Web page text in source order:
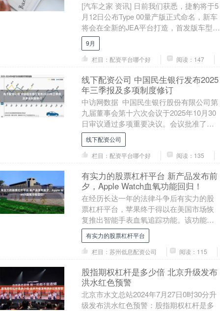
[汽车之家 资讯] 日前我们获悉，捷豹将于5
月12日公布Type 00量产版正式命名，新车
将会在全新的JEA平台打造，首发版车型采
用三电机布局，综合最大功率超过....
9月
栏目：配资平台哪个好
阅读：147
线下配资公司 中国民生银行发布2025
年三季报及多项制度修订
中访网数据 中国民生银行股份有限公司第
九届董事会第十六次会议于2025年10月30
日审议通过多项重要决议。会议批准了
《中国民生银行2025年第三季度报告》及
《....
线下配资公司
栏目：配资平台哪个好
阅读：135
有实力的股票杠杆平台 新产品发布前
夕，Apple Watch血氧功能回归！
在经历长达一年的法律斗争后有实力的股
票杠杆平台，苹果终于得以在美国市场恢
复推出智能手表血氧追踪功能。该功能曾
因Masimo公司提起的专利侵权诉讼及美国
海关的禁令....
有实力的股票杠杆平台
栏目：苏州低息配资公司
阅读：115
股指期权杠杆是多少倍 北京升级发布
洪水红色预警
北京市水文总站2024年7月27日0时30分升
级发布洪水红色预警：股指期权杠杆是多